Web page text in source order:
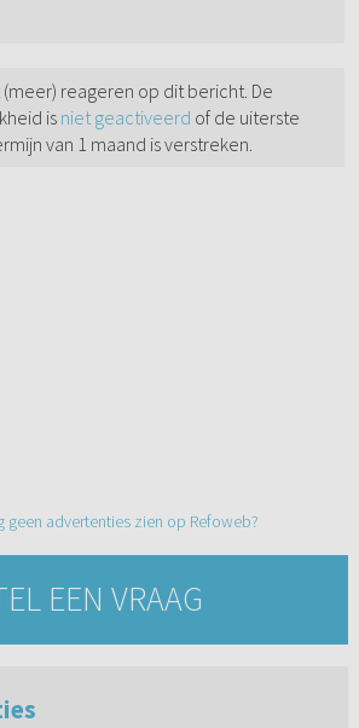
reageren op dit bericht. De
is niet geactiveerd of de uiterste
van 1 maand is verstreken.
geen advertenties zien op Refoweb?
EEN VRAAG